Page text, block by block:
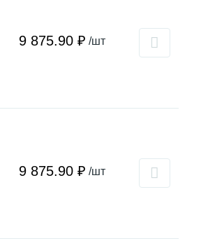
9 875.90 ₽ /шт
9 875.90 ₽ /шт